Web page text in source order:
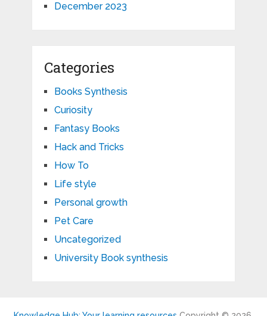
December 2023
Categories
Books Synthesis
Curiosity
Fantasy Books
Hack and Tricks
How To
Life style
Personal growth
Pet Care
Uncategorized
University Book synthesis